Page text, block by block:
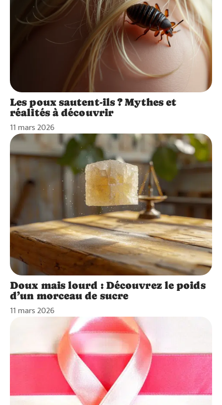
Les poux sautent-ils ? Mythes et
réalités à découvrir
11 mars 2026
Doux mais lourd : Découvrez le poids
d’un morceau de sucre
11 mars 2026